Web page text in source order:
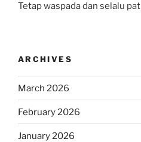
Tetap waspada dan selalu
ARCHIVES
March 2026
February 2026
January 2026